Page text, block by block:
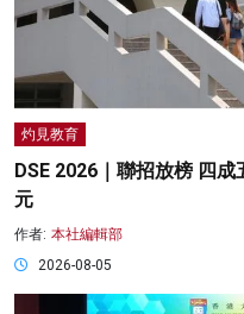
灼見教育
DSE 2026｜聯招放榜 四
元
作者: 本社編輯部
2026-08-05